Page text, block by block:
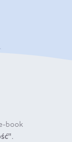
book
.